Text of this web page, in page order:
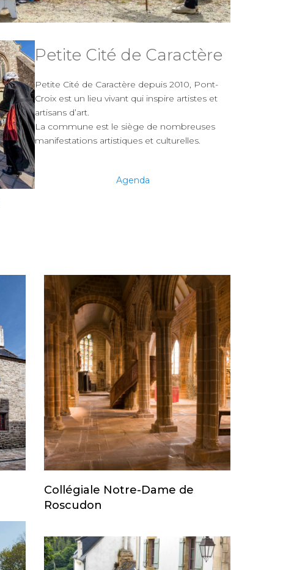
Petite Cité de Caractère
Petite Cité de Caractère depuis 2010, Pont-
Croix est un lieu vivant qui inspire artistes et
artisans d’art.
La commune est le siège de nombreuses
manifestations artistiques et culturelles.
Agenda
Collégiale Notre-Dame de
Roscudon